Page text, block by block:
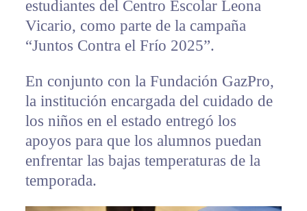
estudiantes del Centro Escolar Leona
Vicario, como parte de la campaña
“Juntos Contra el Frío 2025”.
En conjunto con la Fundación GazPro,
la institución encargada del cuidado de
los niños en el estado entregó los
apoyos para que los alumnos puedan
enfrentar las bajas temperaturas de la
temporada.